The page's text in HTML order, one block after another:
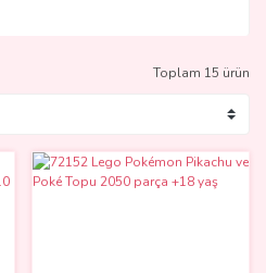
Toplam 15 ürün